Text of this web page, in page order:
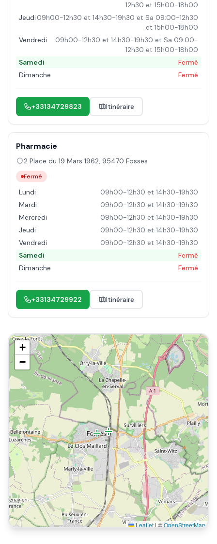
12h30 et 15h00-18h00
Jeudi 09h00-12h30 et 14h30-19h30 et Sa 09:00-12h30
et 15h00-18h00
Vendredi
09h00-12h30 et 14h30-19h30 et Sa 09:00-
12h30 et 15h00-18h00
Samedi
Fermé
Dimanche
Fermé
+33134729823 Itinéraire
Pharmacie
2 Place du 19 Mars 1962, 95470 Fosses
Fermé
Lundi
09h00-12h30 et 14h30-19h30
Mardi
09h00-12h30 et 14h30-19h30
Mercredi
09h00-12h30 et 14h30-19h30
Jeudi
09h00-12h30 et 14h30-19h30
Vendredi
09h00-12h30 et 14h30-19h30
Samedi
Fermé
Dimanche
Fermé
+33134729922 Itinéraire
+
−
Leaflet | ©OpenStreetMap